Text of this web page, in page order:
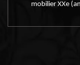
mobilier XXe